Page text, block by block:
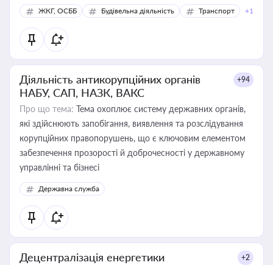
ЖКГ, ОСББ Будівельна діяльність Транспорт +1
Діяльність антикорупційних органів
НАБУ, САП, НАЗК, ВАКС
+94
Про що тема: Тема охоплює систему державних органів,
які здійснюють запобігання, виявлення та розслідування
корупційних правопорушень, що є ключовим елементом
забезпечення прозорості й доброчесності у державному
управлінні та бізнесі
Державна служба
Децентралізація енергетики +2